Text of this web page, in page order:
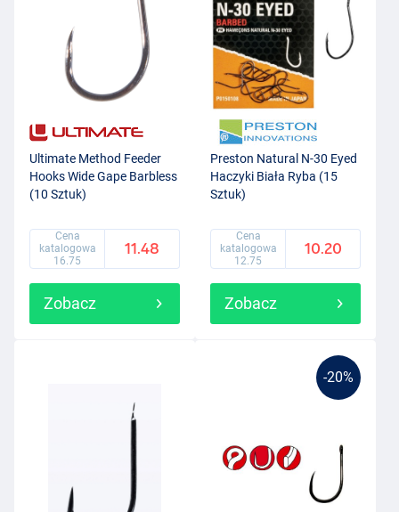
Ultimate Method Feeder
Hooks Wide Gape Barbless
(10 Sztuk)
Cena
katalogowa
16.75
11.48
Zobacz
Preston Natural N-30 Eyed
Haczyki Biała Ryba (15
Sztuk)
Cena
katalogowa
12.75
10.20
Zobacz
-20%